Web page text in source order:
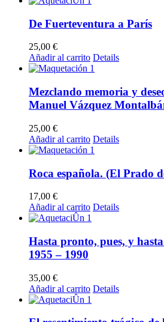
De Fuerteventura a París
25,00 €
Añadir al carrito Details
Mezclando memoria y
Manuel Vázquez
25,00 €
Añadir al carrito Details
Roca española. (El Prado
17,00 €
Añadir al carrito Details
Hasta pronto, pues, y
1955 – 1990
35,00 €
Añadir al carrito Details